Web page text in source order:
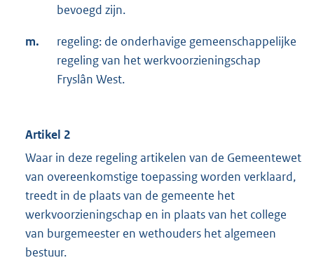
bevoegd zijn.
m.
regeling: de onderhavige gemeenschappelijke
regeling van het werkvoorzieningschap
Fryslân­ West.
Artikel 2
Waar in deze regeling artikelen van de Gemeentewet
van overeenkomstige toepassing worden verklaard,
treedt in de plaats van de gemeente het
werkvoorzieningschap en in plaats van het college
van burgemeester en wethouders het algemeen
bestuur.